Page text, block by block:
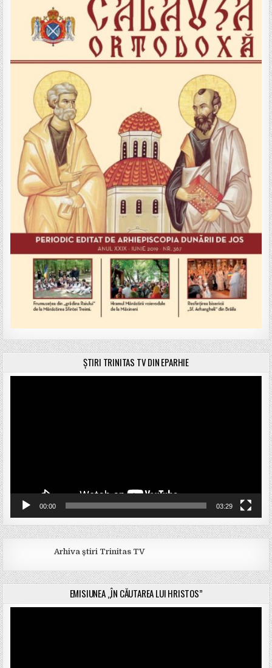
ȘTIRI TRINITAS TV DIN EPARHIE
00:00 03:29
Arhiva știri Trinitas TV
EMISIUNEA „ÎN CĂUTAREA LUI HRISTOS”